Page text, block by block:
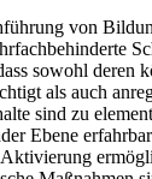
von
sowohl deren
als auch
sind zu
Ebene
Aktivierung